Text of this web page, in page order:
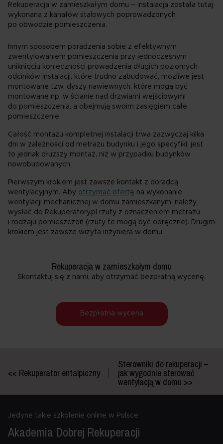
Rekuperacja w zamieszkałym domu – instalacja została tutaj
wykonana z kanałów stalowych poprowadzonych
po obwodzie pomieszczenia.
Innym sposobem poradzenia sobie z efektywnym
zwentylowaniem pomieszczenia przy jednoczesnym
uniknięciu konieczności prowadzenia długich poziomych
odcinków instalacji, które trudno zabudować, możliwe jest
montowane tzw. dyszy nawiewnych, które mogą być
montowane np. w ścianie nad drzwiami wejściowymi
do pomieszczenia, a obejmują swoim zasięgiem całe
pomieszczenie.
Całość montażu kompletnej instalacji trwa zazwyczaj kilka
dni w zależności od metrażu budynku i jego specyfiki: jest
to jednak dłuższy montaż, niż w przypadku budynków
nowobudowanych.
Pierwszym krokiem jest zawsze kontakt z doradcą
wentylacyjnym. Aby otrzymać ofertę na wykonanie
wentylacji mechanicznej w domu zamieszkanym, należy
wysłać do Rekuperatory.pl rzuty z oznaczeniem metrażu
i rodzaju pomieszczeń (rzuty te mogą być odręczne). Drugim
krokiem jest zawsze wizyta inżyniera w domu.
Rekuperacja w zamieszkałym domu
Skontaktuj się z nami, aby otrzymać bezpłatną wycenę.
Bezpłatna wycena
<< Rekuperator entalpiczny
Sterowniki do rekuperacji –
jak wygodnie sterować
wentylacją w domu >>
Jedyne takie szkolenie online w Polsce
Akademia Dobrej Rekuperacji